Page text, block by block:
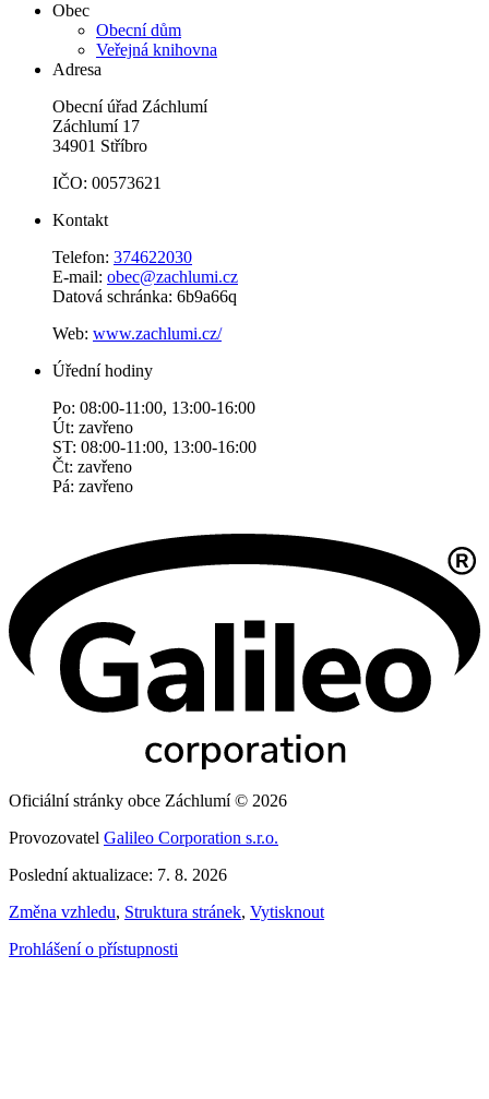
Obec
Obecní dům
Veřejná knihovna
Adresa
Obecní úřad Záchlumí
Záchlumí 17
34901 Stříbro
IČO: 00573621
Kontakt
Telefon: 374622030
E-mail: obec@zachlumi.cz
Datová schránka: 6b9a66q
Web: www.zachlumi.cz/
Úřední hodiny
Po: 08:00-11:00, 13:00-16:00
Út: zavřeno
ST: 08:00-11:00, 13:00-16:00
Čt: zavřeno
Pá: zavřeno
Oficiální stránky obce Záchlumí © 2026
Provozovatel Galileo Corporation s.r.o.
Poslední aktualizace: 7. 8. 2026
Změna vzhledu, Struktura stránek, Vytisknout
Prohlášení o přístupnosti